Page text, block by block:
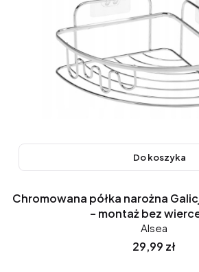
Do koszyka
Chromowana półka narożna
– montaż bez
Alsea
Cena
29,99 zł